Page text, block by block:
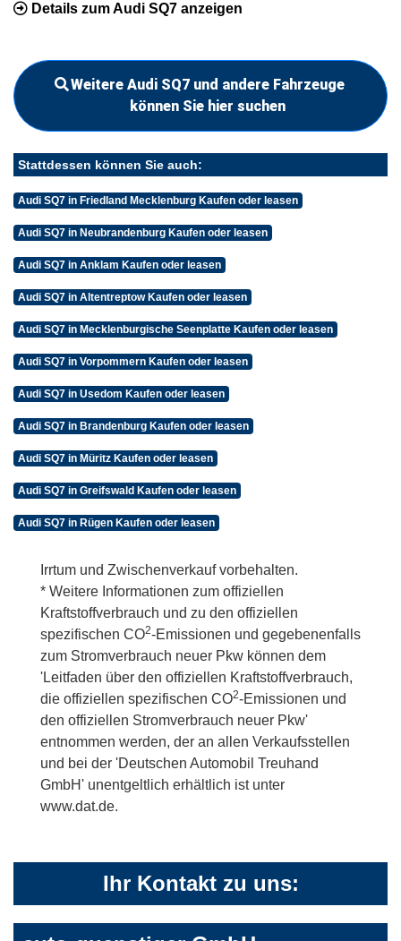
Details zum Audi SQ7 anzeigen
Weitere Audi SQ7 und andere Fahrzeuge
können Sie hier suchen
Stattdessen können Sie auch:
Audi SQ7 in Friedland Mecklenburg Kaufen oder leasen
Audi SQ7 in Neubrandenburg Kaufen oder leasen
Audi SQ7 in Anklam Kaufen oder leasen
Audi SQ7 in Altentreptow Kaufen oder leasen
Audi SQ7 in Mecklenburgische Seenplatte Kaufen oder leasen
Audi SQ7 in Vorpommern Kaufen oder leasen
Audi SQ7 in Usedom Kaufen oder leasen
Audi SQ7 in Brandenburg Kaufen oder leasen
Audi SQ7 in Müritz Kaufen oder leasen
Audi SQ7 in Greifswald Kaufen oder leasen
Audi SQ7 in Rügen Kaufen oder leasen
Irrtum und Zwischenverkauf vorbehalten.
* Weitere Informationen zum offiziellen
Kraftstoffverbrauch und zu den offiziellen
spezifischen CO2-Emissionen und gegebenenfalls
zum Stromverbrauch neuer Pkw können dem
'Leitfaden über den offiziellen Kraftstoffverbrauch,
die offiziellen spezifischen CO2-Emissionen und
den offiziellen Stromverbrauch neuer Pkw'
entnommen werden, der an allen Verkaufsstellen
und bei der 'Deutschen Automobil Treuhand
GmbH' unentgeltlich erhältlich ist unter
www.dat.de.
Ihr Kontakt zu uns: